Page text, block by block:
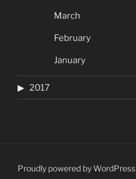
March
February
January
2017
Proudly powered by WordPress